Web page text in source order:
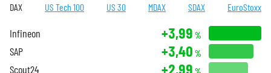
DAX US Tech 100 US 30 MDAX SDAX EuroStoxx
Infineon +3,99 %
SAP +3,40 %
Scout24 +2,99